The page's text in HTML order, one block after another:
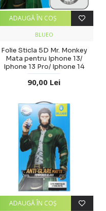
BLUEO
Folie Sticla 5D Mr. Monkey
Mata pentru Iphone 13/
Iphone 13 Pro/ Iphone 14
90,00 Lei
ADAUGĂ ÎN COŞ
ADAUGĂ ÎN COŞ